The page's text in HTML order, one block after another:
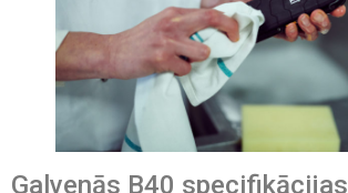
Galvenās B40 specifikācijas